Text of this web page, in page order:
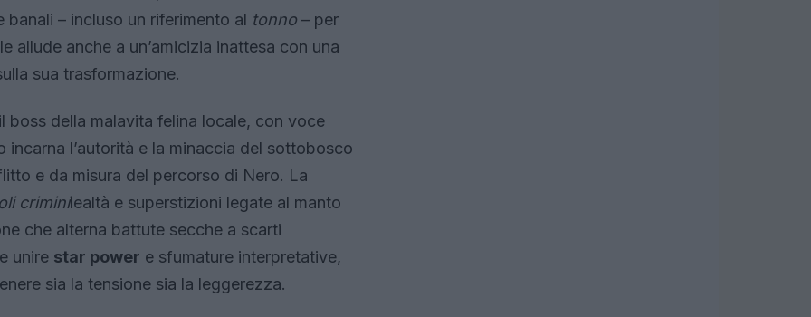
– incluso un riferimento al tonno – per
allude anche a un’amicizia inattesa con una
sua trasformazione.
boss della malavita felina locale, con voce
incarna l’autorità e la minaccia del sottobosco
e da misura del percorso di Nero. La
criminilealtà e superstizioni legate al manto
che alterna battute secche a scarti
unire star power e sfumature interpretative,
sia la tensione sia la leggerezza.